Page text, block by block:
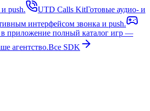
push.
UTD Calls KitГотовые аудио- и
интерфейсом звонка и push.
в приложение полный каталог игр —
агентство.Все SDK